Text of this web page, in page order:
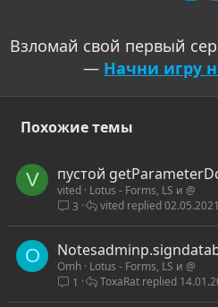
Взломай свой первый
— Начни игру
Похожие темы
V пустой
vited Lotus - Forms, LS и @
3
02.05.2021
vited
O Omh Lotus - Forms, LS и @
1
ToxaRat